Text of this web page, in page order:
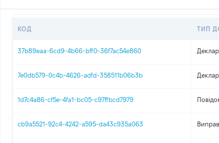
КОД ТИП
37b89eaa-6cd9-4b66-bff0-36f7ac54e860
7e0db579-0c4b-4626-adfd-358511b06b3b
1d7c4a86-cf5e-4fa1-bc05-c97ffbcd7979
cb9a5521-92c4-4242-a595-da43c935a063